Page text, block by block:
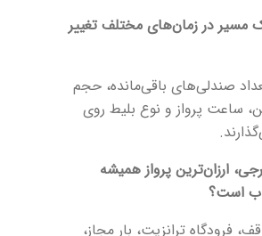
مسیر در زمان‌های مختلف تغییر
صندلی‌های باقی‌مانده، حجم
ساعت پرواز و نوع بلیط روی
ارزان‌ترین پرواز همیشه
است؟
فرودگاه ترانزیت، بار مجاز،